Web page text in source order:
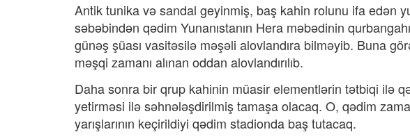
Antik tunika və sandal geyinmiş, baş kahin rolunu ifa edən
səbəbindən qədim Yunanıstanın Hera məbədinin
günəş şüası vasitəsilə məşəli alovlandıra bilməyib. Buna
məşqi zamanı alınan oddan alovlandırılıb.
Daha sonra bir qrup kahinin müasir elementlərin tətbiqi ilə
yetirməsi ilə səhnələşdirilmiş tamaşa olacaq. O, qədim
yarışlarının keçirildiyi qədim stadionda baş tutacaq.